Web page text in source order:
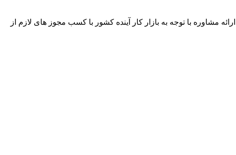
با توجه به بازار کار آینده کشور با کسب مجوز های لازم از